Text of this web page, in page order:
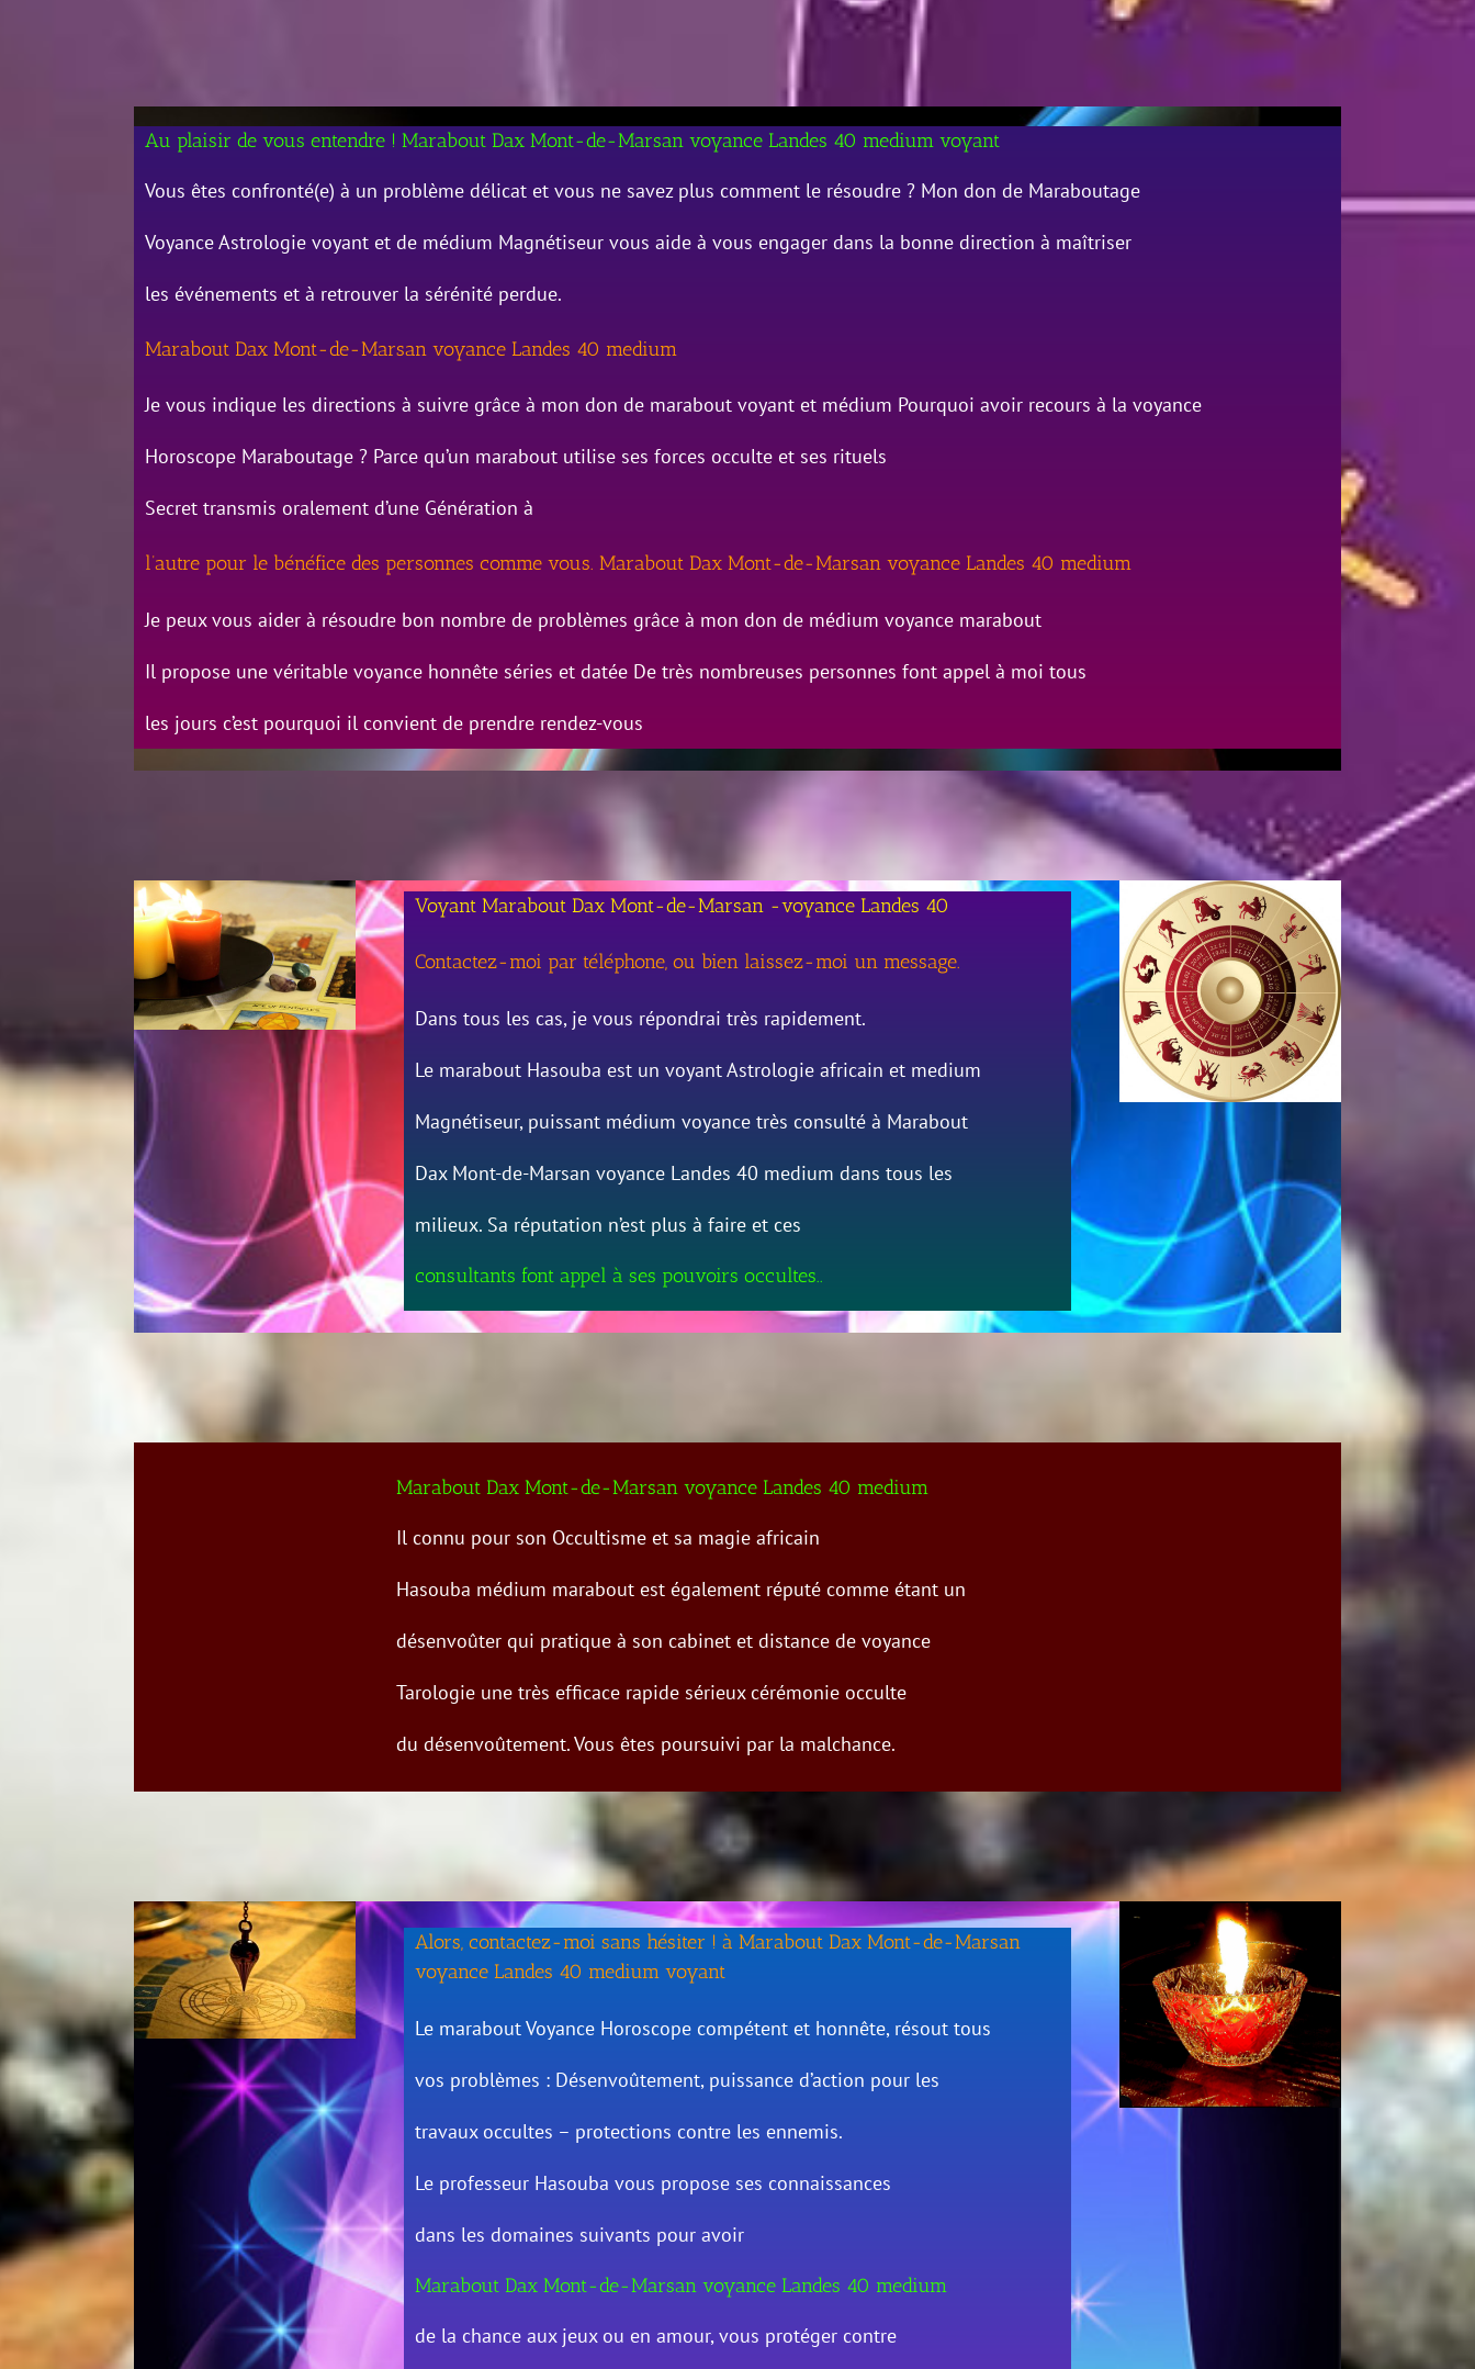
Au plaisir de vous entendre ! Marabout Dax Mont-de-Marsan voyance Landes 40 medium voyant
Vous êtes confronté(e) à un problème délicat et vous ne savez plus comment le résoudre ? Mon don de Maraboutage
Voyance Astrologie voyant et de médium Magnétiseur vous aide à vous engager dans la bonne direction à maîtriser
les événements et à retrouver la sérénité perdue.
Marabout Dax Mont-de-Marsan voyance Landes 40 medium
Je vous indique les directions à suivre grâce à mon don de marabout voyant et médium Pourquoi avoir recours à la voyance
Horoscope Maraboutage ? Parce qu’un marabout utilise ses forces occulte et ses rituels
Secret transmis oralement d’une Génération à
l’autre pour le bénéfice des personnes comme vous. Marabout Dax Mont-de-Marsan voyance Landes 40 medium
Je peux vous aider à résoudre bon nombre de problèmes grâce à mon don de médium voyance marabout
Il propose une véritable voyance honnête séries et datée De très nombreuses personnes font appel à moi tous
les jours c’est pourquoi il convient de prendre rendez-vous
Voyant Marabout Dax Mont-de-Marsan -voyance Landes 40
Contactez-moi par téléphone, ou bien laissez-moi un message.
Dans tous les cas, je vous répondrai très rapidement.
Le marabout Hasouba est un voyant Astrologie africain et medium
Magnétiseur, puissant médium voyance très consulté à Marabout
Dax Mont-de-Marsan voyance Landes 40 medium dans tous les
milieux. Sa réputation n’est plus à faire et ces
consultants font appel à ses pouvoirs occultes..
Marabout Dax Mont-de-Marsan voyance Landes 40 medium
Il connu pour son Occultisme et sa magie africain
Hasouba médium marabout est également réputé comme étant un
désenvoûter qui pratique à son cabinet et distance de voyance
Tarologie une très efficace rapide sérieux cérémonie occulte
du désenvoûtement. Vous êtes poursuivi par la malchance.
Alors, contactez-moi sans hésiter ! à Marabout Dax Mont-de-Marsan
voyance Landes 40 medium voyant
Le marabout Voyance Horoscope compétent et honnête, résout tous
vos problèmes : Désenvoûtement, puissance d’action pour les
travaux occultes – protections contre les ennemis.
Le professeur Hasouba vous propose ses connaissances
dans les domaines suivants pour avoir
Marabout Dax Mont-de-Marsan voyance Landes 40 medium
de la chance aux jeux ou en amour, vous protéger contre